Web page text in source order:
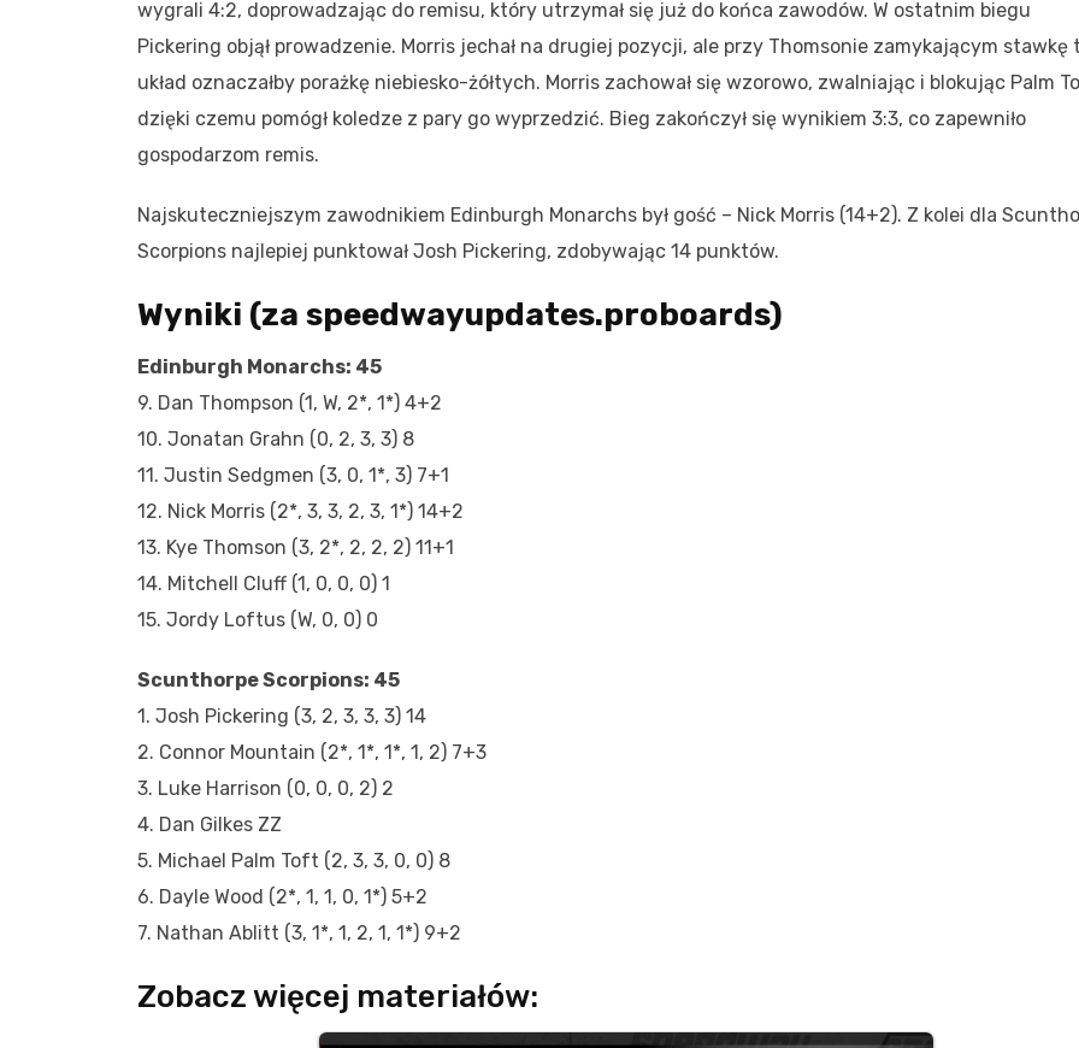
wygrali 4:2, doprowadzając do remisu, który utrzymał się już do końca zawodów. W ostatnim biegu
Pickering objął prowadzenie. Morris jechał na drugiej pozycji, ale przy Thomsonie zamykającym stawkę
układ oznaczałby porażkę niebiesko-żółtych. Morris zachował się wzorowo, zwalniając i blokując Palm
dzięki czemu pomógł koledze z pary go wyprzedzić. Bieg zakończył się wynikiem 3:3, co zapewniło
gospodarzom remis.
Najskuteczniejszym zawodnikiem Edinburgh Monarchs był gość – Nick Morris (14+2). Z kolei dla
Scorpions najlepiej punktował Josh Pickering, zdobywając 14 punktów.
Wyniki (za speedwayupdates.proboards)
Edinburgh Monarchs: 45
9. Dan Thompson (1, W, 2*, 1*) 4+2
10. Jonatan Grahn (0, 2, 3, 3) 8
11. Justin Sedgmen (3, 0, 1*, 3) 7+1
12. Nick Morris (2*, 3, 3, 2, 3, 1*) 14+2
13. Kye Thomson (3, 2*, 2, 2, 2) 11+1
14. Mitchell Cluff (1, 0, 0, 0) 1
15. Jordy Loftus (W, 0, 0) 0
Scunthorpe Scorpions: 45
1. Josh Pickering (3, 2, 3, 3, 3) 14
2. Connor Mountain (2*, 1*, 1*, 1, 2) 7+3
3. Luke Harrison (0, 0, 0, 2) 2
4. Dan Gilkes ZZ
5. Michael Palm Toft (2, 3, 3, 0, 0) 8
6. Dayle Wood (2*, 1, 1, 0, 1*) 5+2
7. Nathan Ablitt (3, 1*, 1, 2, 1, 1*) 9+2
Zobacz więcej materiałów: